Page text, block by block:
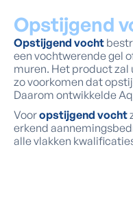
Opstijgend
Opstijgend vocht
een vochtwerende gel
muren. Het product
zo voorkomen dat
Daarom ontwikkelde
Vooropstijgend vocht
erkend
alle vlakken